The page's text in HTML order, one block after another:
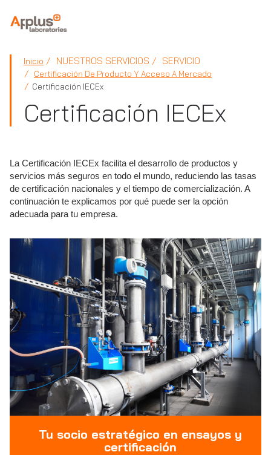
APPLUS+
Inicio NUESTROS SERVICIOS SERVICIO
Certificación De Producto Y Acceso A Mercado
Certificación IECEx
Certificación IECEx
La Certificación IECEx facilita el desarrollo de productos y
servicios más seguros en todo el mundo, reduciendo las tasas
de certificación nacionales y el tiempo de comercialización. A
continuación te explicamos por qué puede ser la opción
adecuada para tu empresa.
Tu socio estratégico en ensayos y
certificación